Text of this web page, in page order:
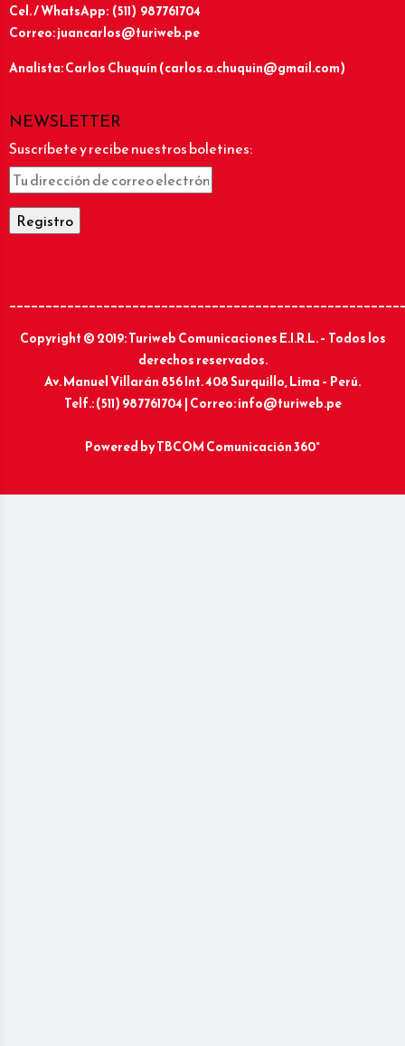
Cel. / WhatsApp: (511) 987761704
Correo: juancarlos@turiweb.pe
Analista: Carlos Chuquín (carlos.a.chuquin@gmail.com)
NEWSLETTER
Suscríbete y recibe nuestros boletines:
Copyright © 2019: Turiweb Comunicaciones E.I.R.L. – Todos los
derechos reservados.
Av. Manuel Villarán 856 Int. 408 Surquillo, Lima – Perú.
Telf.: (511) 987761704 | Correo: info@turiweb.pe
Powered byTBCOM Comunicación 360°